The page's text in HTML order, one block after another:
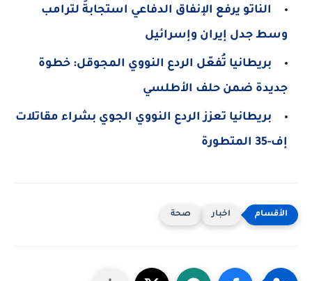
الناتو يرفع الإنفاق الدفاعي استجابةً لترامب
وسط جدل إيران وإسرائيل
بريطانيا تُفعّل الردع النووي المجوقل: خطوة
جديدة ضمن حلف الأطلسي
بريطانيا تعزز الردع النووي الجوي بشراء مقاتلات
إف-35 المتطورة
اخبار صحة